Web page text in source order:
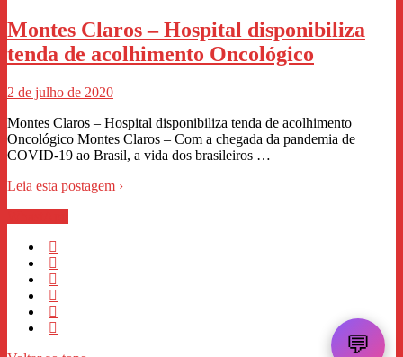
Montes Claros – Hospital disponibiliza
tenda de acolhimento Oncológico
2 de julho de 2020
Montes Claros – Hospital disponibiliza tenda de acolhimento
Oncológico Montes Claros – Com a chegada da pandemia de
COVID-19 ao Brasil, a vida dos brasileiros …
Leia esta postagem ›
💬